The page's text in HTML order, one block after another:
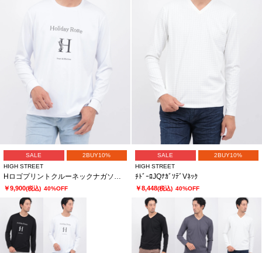
SALE
2BUY10%
HIGH STREET
￥9,900(税込) 40%OFF
SALE
2BUY10%
HIGH STREET
ﾁﾄﾞｰﾛJQﾅｶﾞｿﾃﾞVﾈｯｸ
￥8,448(税込) 40%OFF